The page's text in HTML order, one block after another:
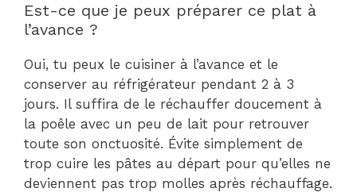
Est-ce que je peux préparer ce plat à
l’avance ?
Oui, tu peux le cuisiner à l’avance et le
conserver au réfrigérateur pendant 2 à 3
jours. Il suffira de le réchauffer doucement à
la poêle avec un peu de lait pour retrouver
toute son onctuosité. Évite simplement de
trop cuire les pâtes au départ pour qu’elles ne
deviennent pas trop molles après réchauffage.